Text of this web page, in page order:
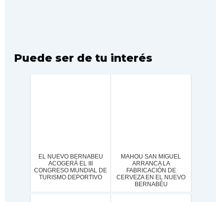
Puede ser de tu interés
EL NUEVO BERNABEU
ACOGERÁ EL III
CONGRESO MUNDIAL DE
TURISMO DEPORTIVO
MAHOU SAN MIGUEL
ARRANCA LA
FABRICACIÓN DE
CERVEZA EN EL NUEVO
BERNABÉU